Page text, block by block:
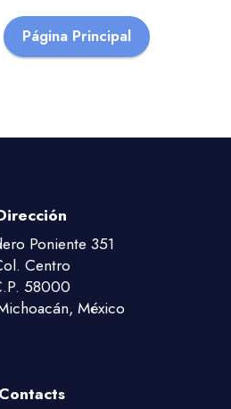
Página Principal
Poniente 351
Centro
58000
México
Contacts